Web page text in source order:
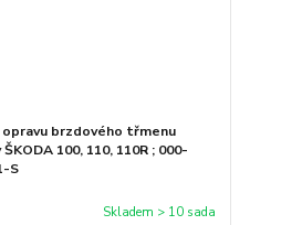
opravu brzdového třmenu
100, 110, 110R ; 000-
S
Skladem > 10 sada